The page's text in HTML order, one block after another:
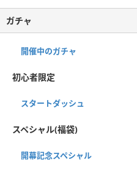
ガチャ
開催中のガチャ
初心者限定
スタートダッシュ
スペシャル(福袋)
開幕記念スペシャル